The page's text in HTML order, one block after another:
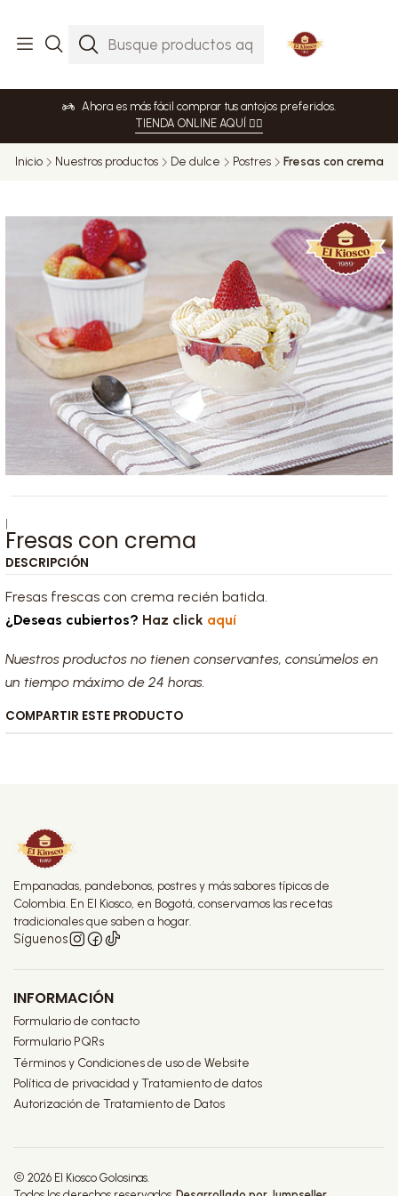
Ahora es más fácil comprar tus antojos preferidos.
TIENDA ONLINE AQUÍ 👈🏻
Inicio Nuestros productos De dulce Postres Fresas con crema
|
Fresas con crema
DESCRIPCIÓN
Fresas frescas con crema recién batida.
¿Deseas cubiertos? Haz click aquí
Nuestros productos no tienen conservantes, consúmelos en
un tiempo máximo de 24 horas.
COMPARTIR ESTE PRODUCTO
Empanadas, pandebonos, postres y más sabores típicos de
Colombia. En El Kiosco, en Bogotá, conservamos las recetas
tradicionales que saben a hogar.
Síguenos
INFORMACIÓN
Formulario de contacto
Formulario PQRs
Términos y Condiciones de uso de Website
Política de privacidad y Tratamiento de datos
Autorización de Tratamiento de Datos
2026 El Kiosco Golosinas.